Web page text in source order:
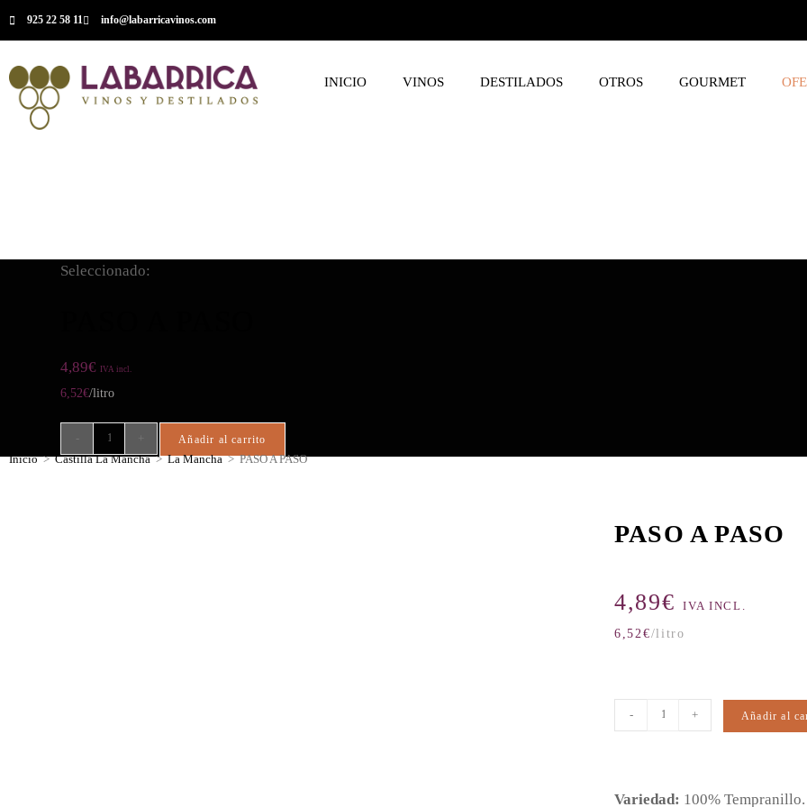
925 22 58 11 info@labarricavinos.com
INICIO VINOS DESTILADOS OTROS GOURMET
Seleccionado:
4,89€ IVA incl.
6,52€/litro
- + Añadir al carrito
Inicio > Castilla La Mancha > La Mancha > PASO A PASO
PASO A PASO
4,89€ IVA INCL.
6,52 €/litro
- + Añadir al
Variedad: 100% Tempranillo.